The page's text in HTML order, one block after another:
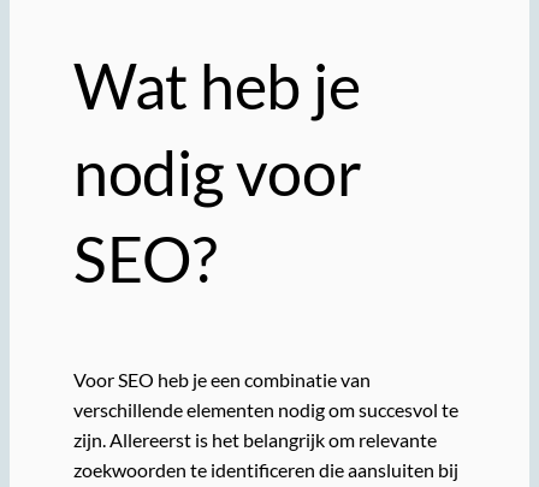
Wat heb je
nodig voor
SEO?
Voor SEO heb je een combinatie van
verschillende elementen nodig om succesvol te
zijn. Allereerst is het belangrijk om relevante
zoekwoorden te identificeren die aansluiten bij